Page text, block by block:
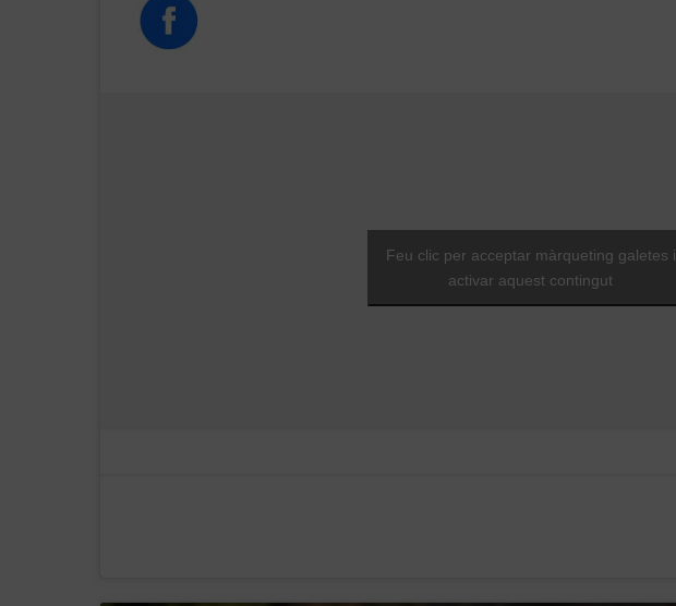
Feu clic per acceptar màrqueting galetes i
activar aquest contingut